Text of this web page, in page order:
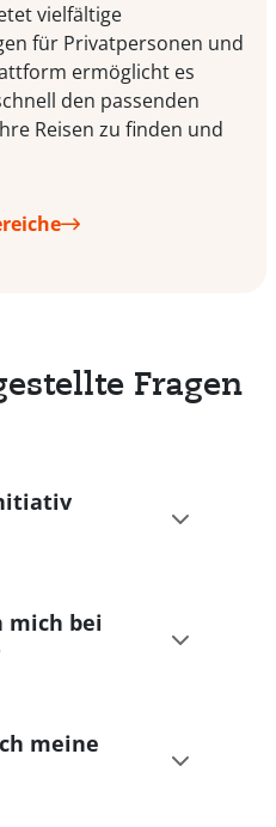
vielfältige
für Privatpersonen und
ermöglicht es
den passenden
Reisen zu finden und
Fragen
mich bei
meine